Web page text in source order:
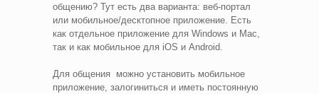
общению? Тут есть два варианта: веб-портал
или мобильное/десктопное приложение. Есть
как отдельное приложение для Windows и Mac,
так и как мобильное для iOS и Android.
Для общения можно установить мобильное
приложение, залогиниться и иметь постоянную